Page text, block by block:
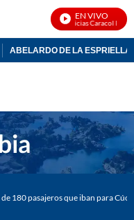
EN VIVO
Noticias Caracol En
ABELARDO DE LA ESPRIELLA
de 180 pasajeros que iban para